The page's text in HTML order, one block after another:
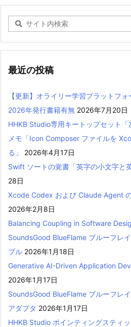
最近の投稿
【更新】オライリー学習プラットフ
2026年発行書籍有無 2026年7月20日
HHKB Studio専用キートップセット「
メモ「Icon Composer ファイルを
る」
2026年4月17日
Swift ソートの覚書「英字の小文字と
28日
Xcode Codex および Claude Agent
2026年2月8日
Balancing Coupling in Software
SoundsGood BlueFlame ブルーフレ
ブル 2026年1月18日
Generative AI-Driven Application
2026年1月17日
SoundsGood BlueFlame ブルーフレ
アダプタ 2026年1月17日
HHKB Studio ポインティングスティ